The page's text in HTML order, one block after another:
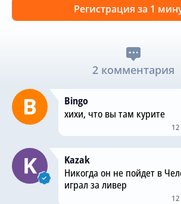
Регистрация за 1
2 комментария
Bingo
хихи, что вы там курите
Kazak
Никогда он не пойдет в
играл за ливер